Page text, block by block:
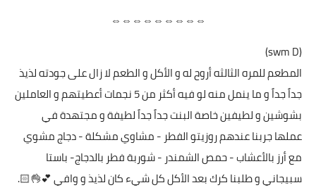
⇔⇔⇔⇔⇔⇔⇔⇔⇔
(swm D)
المطعم للمره الثالثه أروح له و الأكل و الطعم لا زال على جودته لذيذ
جداً جداً و ما ينمل منه لو فيه أكثر من 5 نجمات أعطيتهم و العاملين
بشوشين و لطيفين خاصة البنت جداً جداً لطيفة و مجتهدة في
عملها جربنا عندهم روزيتو الفطر - مشاوي مشكلة - دجاج مشوي
مع أرز بالأعشاب - حمص الشمندر - شوربة فطر بالدجاج- باستا
سبيجاني و طلبنا كرك بعد الأكل كل شيء كان لذيذ و وافي 💕👌🏻.